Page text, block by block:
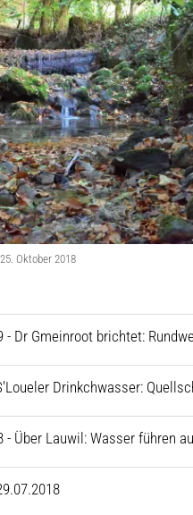
Oktober 2018
- Dr Gmeinroot brichtet:
Drinkchwasser:
- Über Lauwil: Wasser führen